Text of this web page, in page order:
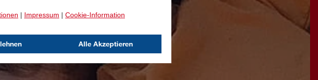
| Impressum | Cookie-Information
Alle Akzeptieren